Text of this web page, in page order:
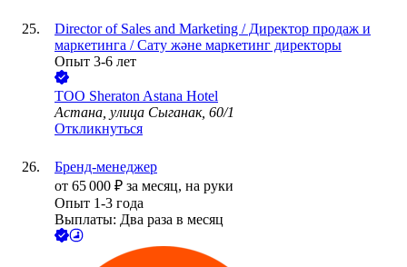
Director of Sales and Marketing / Директор продаж и
маркетинга / Сату және маркетинг директоры
Опыт 3-6 лет
ТОО Sheraton Astana Hotel
Астана, улица Сыганак, 60/1
Откликнуться
Бренд-менеджер
от 65 000 ₽ за месяц, на руки
Опыт 1-3 года
Выплаты: Два раза в месяц